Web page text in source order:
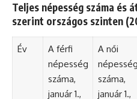
Teljes népesség száma és
szerint országos szinten
Év
A férfi
népesség
száma,
január 1.,
A női
népesség
száma,
január 1.,